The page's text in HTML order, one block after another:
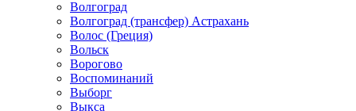
Волгоград
Волгоград (трансфер) Астрахань
Волос (Греция)
Вольск
Ворогово
Воспоминаний
Выборг
Выкса